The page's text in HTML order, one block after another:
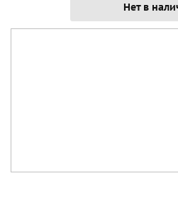
Нет в